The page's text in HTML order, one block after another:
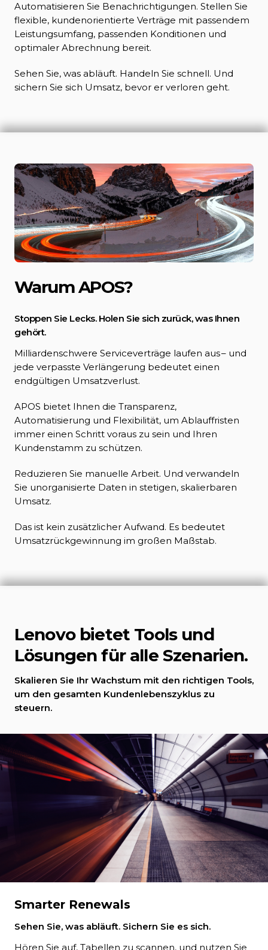
Automatisieren Sie Benachrichtigungen. Stellen Sie
flexible, kundenorientierte Verträge mit passendem
Leistungsumfang, passenden Konditionen und
optimaler Abrechnung bereit.
Sehen Sie, was abläuft. Handeln Sie schnell. Und
sichern Sie sich Umsatz, bevor er verloren geht.
Warum APOS?
Stoppen Sie Lecks. Holen Sie sich zurück, was Ihnen
gehört.
Milliardenschwere Serviceverträge laufen aus – und
jede verpasste Verlängerung bedeutet einen
endgültigen Umsatzverlust.
APOS bietet Ihnen die Transparenz,
Automatisierung und Flexibilität, um Ablauffristen
immer einen Schritt voraus zu sein und Ihren
Kundenstamm zu schützen.
Reduzieren Sie manuelle Arbeit. Und verwandeln
Sie unorganisierte Daten in stetigen, skalierbaren
Umsatz.
Das ist kein zusätzlicher Aufwand. Es bedeutet
Umsatzrückgewinnung im großen Maßstab.
Lenovo bietet Tools und
Lösungen für alle Szenarien.
Skalieren Sie Ihr Wachstum mit den richtigen Tools,
um den gesamten Kundenlebenszyklus zu
steuern.
Smarter Renewals
Sehen Sie, was abläuft. Sichern Sie es sich.
Hören Sie auf, Tabellen zu scannen, und nutzen Sie